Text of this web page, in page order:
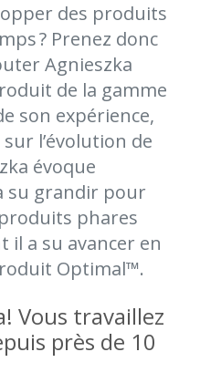
des produits
? Prenez donc
Agnieszka
de la gamme
son expérience,
l’évolution de
évoque
su grandir pour
phares
il a su avancer en
Optimal™.
Vous travaillez
près de 10